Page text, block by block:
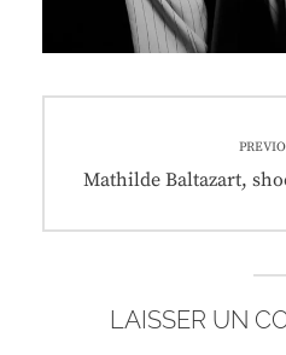
de
l’article
Previous
Mathilde Baltazart,
LAISSER UN